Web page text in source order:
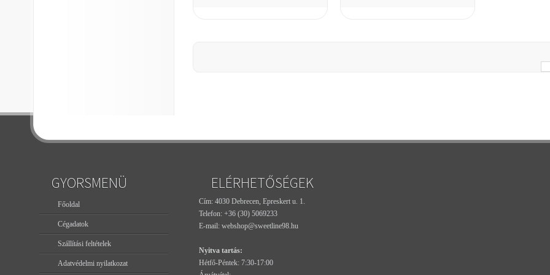
GYORSMENÜ
Főoldal
Cégadatok
Szállítási feltételek
Adatvédelmi nyilatkozat
ELÉRHETŐSÉGEK
Cím: 4030 Debrecen, Epreskert u. 1.
Telefon: +36 (30) 5069233
E-mail: webshop@sweetline98.hu
Nyitva tartás:
Hétfő-Péntek: 7:30-17:00